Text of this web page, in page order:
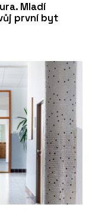
Mladí
první byt